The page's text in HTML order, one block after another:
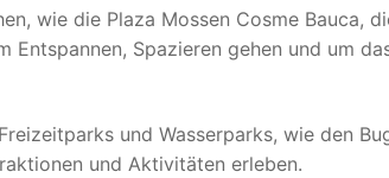
wie die Plaza Mossen Cosme Bauca,
Entspannen, Spazieren gehen und um
und Wasserparks, wie den
und Aktivitäten erleben.